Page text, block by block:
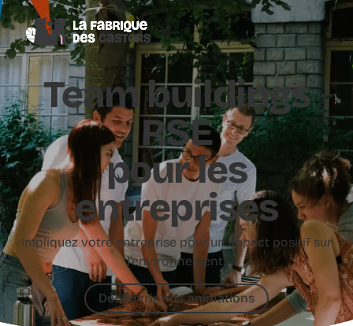
Team buildings
RSE
pour les
entreprises
Impliquez votre entreprise pour un impact positif sur
l'environnement.
Découvrir nos animations